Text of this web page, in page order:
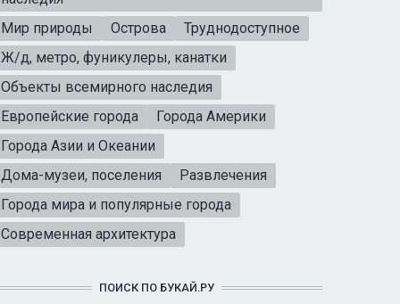
Мир природы
Острова
Труднодоступное
Ж/д, метро, фуникулеры, канатки
Объекты всемирного наследия
Европейские города
Города Америки
Города Азии и Океании
Дома-музеи, поселения
Развлечения
Города мира и популярные города
Современная архитектура
ПОИСК ПО БУКАЙ.РУ